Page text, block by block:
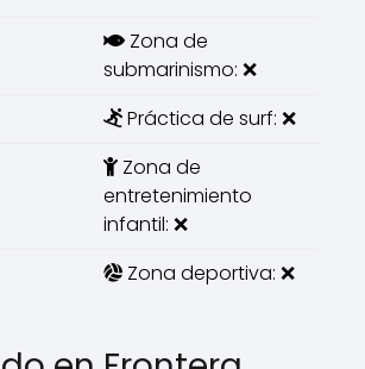
Zona de
submarinismo: ❌
Práctica de surf: ❌
Zona de
entretenimiento
infantil: ❌
Zona deportiva: ❌